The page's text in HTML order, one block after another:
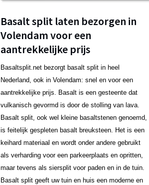
Basalt split laten bezorgen in
Volendam voor een
aantrekkelijke prijs
Basaltsplit.net bezorgt basalt split in heel
Nederland, ook in Volendam: snel en voor een
aantrekkelijke prijs. Basalt is een gesteente dat
vulkanisch gevormd is door de stolling van lava.
Basalt split, ook wel kleine basaltstenen genoemd,
is feitelijk gespleten basalt breuksteen. Het is een
keihard materiaal en wordt onder andere gebruikt
als verharding voor een parkeerplaats en opritten,
maar tevens als siersplit voor paden en in de tuin.
Basalt split geeft uw tuin en huis een moderne en